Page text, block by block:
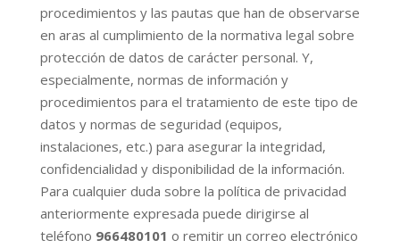
procedimientos y las pautas que han de observarse
en aras al cumplimiento de la normativa legal sobre
protección de datos de carácter personal. Y,
especialmente, normas de información y
procedimientos para el tratamiento de este tipo de
datos y normas de seguridad (equipos,
instalaciones, etc.) para asegurar la integridad,
confidencialidad y disponibilidad de la información.
Para cualquier duda sobre la política de privacidad
anteriormente expresada puede dirigirse al
teléfono 966480101 o remitir un correo electrónico